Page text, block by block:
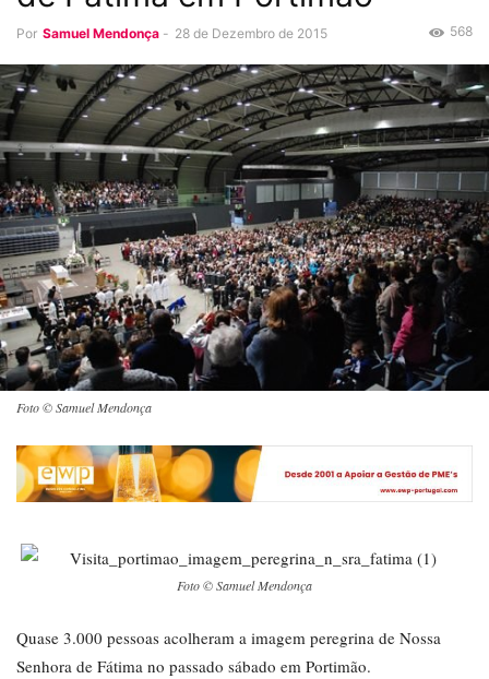
Por Samuel Mendonça - 28 de Dezembro de 2015 568
Foto © Samuel Mendonça
Foto © Samuel Mendonça
Quase 3.000 pessoas acolheram a imagem peregrina de Nossa
Senhora de Fátima no passado sábado em Portimão.